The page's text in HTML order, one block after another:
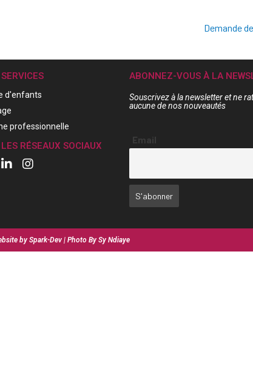
Demande
d'enfants
professionnelle
RÉSEAUX SOCIAUX
ABONNEZ-VOUS À LA
Souscrivez à la newsletter et ne
aucune de nos nouveautés
Email
by Spark-Dev | Photo By Sy Ndiaye